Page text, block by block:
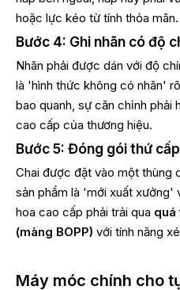
hoặc lực kéo từ tính thỏa mãn.
Bước 4: Ghi nhãn có độ
Nhãn phải được dán với độ
là 'hình thức không có nhãn'
bao quanh, sự căn chỉnh phải
cao cấp của thương hiệu.
Bước 5: Đóng gói thứ
Chai được đặt vào một thùng
sản phẩm là 'mới xuất xưởng'
hoa cao cấp phải trải qua quá
(màng BOPP) với tính năng
Máy móc chính cho